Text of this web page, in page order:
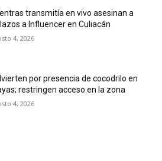
transmitía en vivo asesinan a
a Influencer en Culiacán
4, 2026
por presencia de cocodrilo en
restringen acceso en la zona
4, 2026